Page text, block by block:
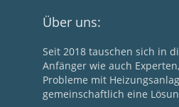
Über uns:
Seit 2018 tauschen sich in
Anfänger wie auch
Probleme mit
gemeinschaftlich eine